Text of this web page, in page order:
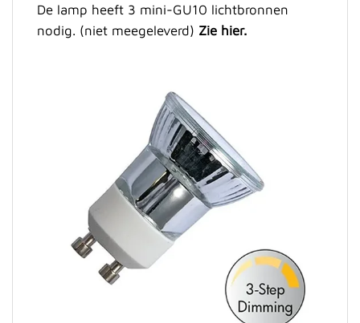
De lamp heeft 3 mini-GU10 lichtbronnen
nodig. (niet meegeleverd) Zie hier.